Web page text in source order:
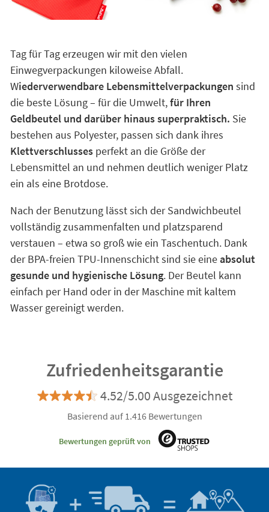
Tag für Tag erzeugen wir mit den vielen
Einwegverpackungen kiloweise Abfall.
Wiederverwendbare Lebensmittelverpackungen sind
die beste Lösung – für die Umwelt,für Ihren
Geldbeutel und darüber hinaus superpraktisch. Sie
bestehen aus Polyester, passen sich dank ihres
Klettverschlusses perfekt an die Größe der
Lebensmittel an und nehmen deutlich weniger Platz
ein als eine Brotdose.
Nach der Benutzung lässt sich der Sandwichbeutel
vollständig zusammenfalten und platzsparend
verstauen – etwa so groß wie ein Taschentuch. Dank
der BPA-freien TPU-Innenschicht sind sie eineabsolut
gesunde und hygienische Lösung. Der Beutel kann
einfach per Hand oder in der Maschine mit kaltem
Wasser gereinigt werden.
Zufriedenheitsgarantie
4.52/5.00 Ausgezeichnet
Basierend auf 1.416 Bewertungen
Bewertungen geprüft von